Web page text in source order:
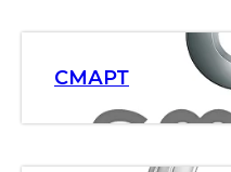
СМАРТ